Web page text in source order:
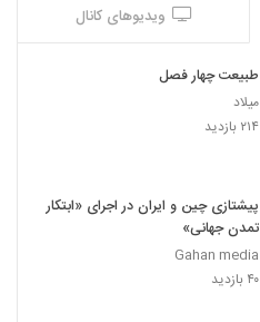
ویدیوهای کانال
طبیعت چهار فصل
میلاد
۲۱۴ بازدید
پیشتازی چین و ایران در اجرای «ابتکار
تمدن جهانی»
Gahan media
۴۰ بازدید